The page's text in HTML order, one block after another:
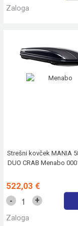
Zaloga
Strešni kovček MANIA
DUO CRAB Menabo
522,03 €
- +
Zaloga